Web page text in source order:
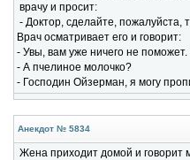
врачу и просит:
- Доктор, сделайте,
Врач осматривает его и говорит:
- Увы, вам уже ничего не поможет.
- А пчелиное молочко?
- Господин Ойзерман, я могу
Анекдот № 5834
Жена приходит домой и говорит